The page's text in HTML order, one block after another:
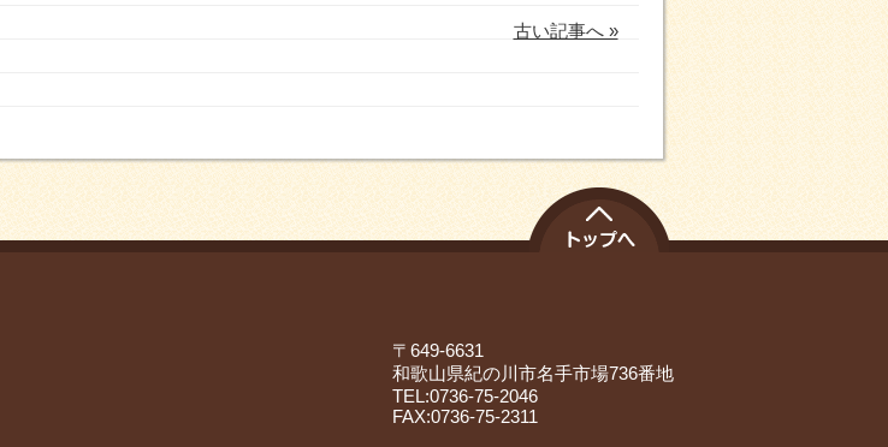
古い記事へ »
〒649-6631
和歌山県紀の川市名手市場736番地
TEL:0736-75-2046
FAX:0736-75-2311